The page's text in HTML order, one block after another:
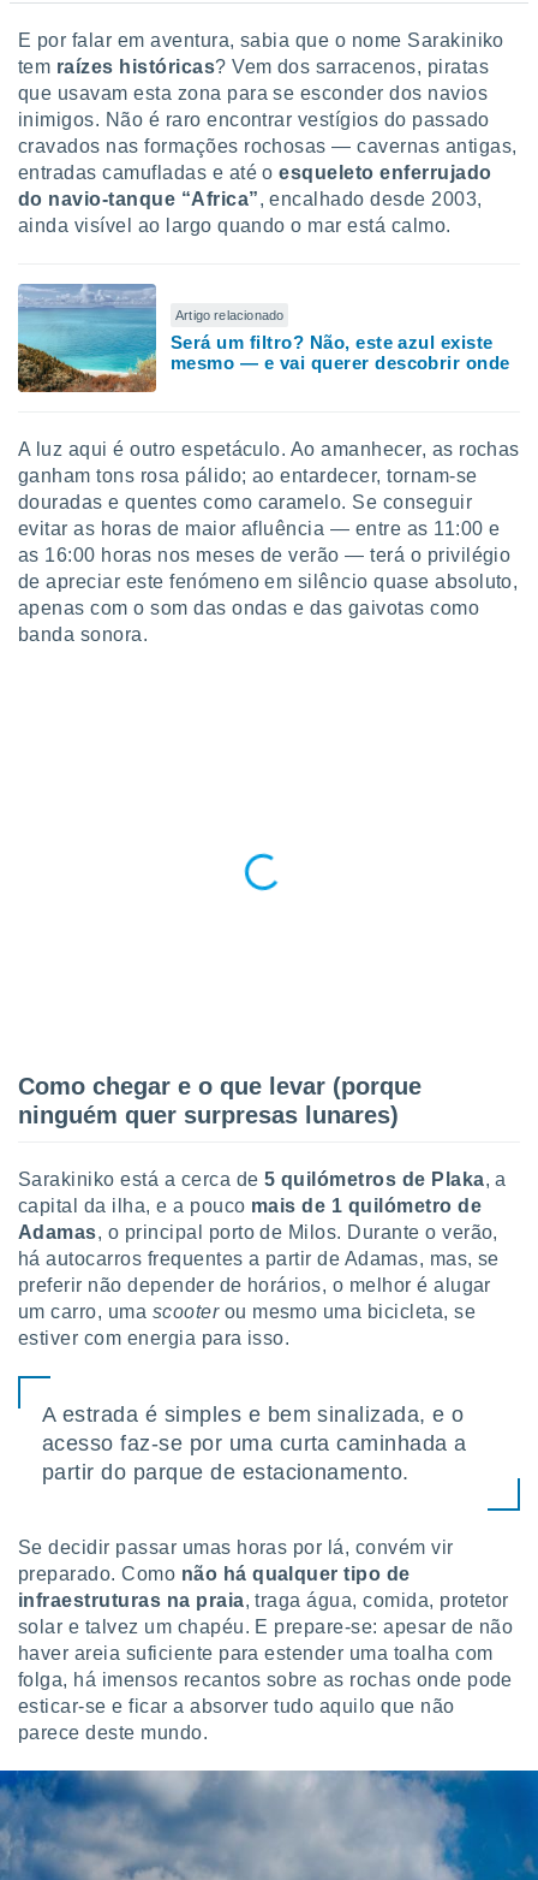
através
e
de
1199
E por falar em aventura, sabia que o nome Sarakiniko
tem raízes históricas? Vem dos sarracenos, piratas
que usavam esta zona para se esconder dos navios
inimigos. Não é raro encontrar vestígios do passado
cravados nas formações rochosas — cavernas antigas,
entradas camufladas e até oesqueleto enferrujado
do navio-tanque “Africa”, encalhado desde 2003,
ainda visível ao largo quando o mar está calmo.
Artigo relacionado
Será um filtro? Não, este azul existe
mesmo — e vai querer descobrir onde
A luz aqui é outro espetáculo. Ao amanhecer, as rochas
ganham tons rosa pálido; ao entardecer, tornam-se
douradas e quentes como caramelo. Se conseguir
evitar as horas de maior afluência — entre as 11:00 e
as 16:00 horas nos meses de verão — terá o privilégio
de apreciar este fenómeno em silêncio quase absoluto,
apenas com o som das ondas e das gaivotas como
banda sonora.
Como chegar e o que levar (porque
ninguém quer surpresas lunares)
Sarakiniko está a cerca de 5 quilómetros de Plaka, a
capital da ilha, e a pouco mais de 1 quilómetro de
Adamas, o principal porto de Milos. Durante o verão,
há autocarros frequentes a partir de Adamas, mas, se
preferir não depender de horários, o melhor é alugar
um carro, uma scooterou mesmo uma bicicleta, se
estiver com energia para isso.
A estrada é simples e bem sinalizada, e o
acesso faz-se por uma curta caminhada a
partir do parque de estacionamento.
Se decidir passar umas horas por lá, convém vir
preparado. Como não há qualquer tipo de
infraestruturas na praia, traga água, comida, protetor
solar e talvez um chapéu. E prepare-se: apesar de não
haver areia suficiente para estender uma toalha com
folga, há imensos recantos sobre as rochas onde pode
esticar-se e ficar a absorver tudo aquilo que não
parece deste mundo.